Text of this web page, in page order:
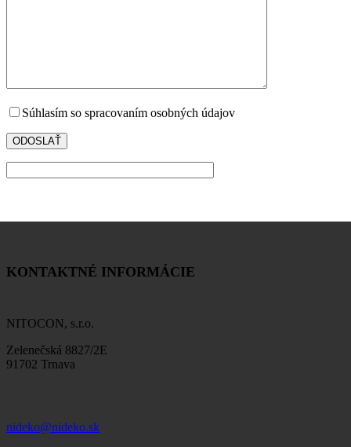
Súhlasím so spracovaním osobných údajov
KONTAKTNÉ INFORMÁCIE
NITOCON, s.r.o.
Zelenečská 8827/2E
91702 Trnava
nideko@nideko.sk